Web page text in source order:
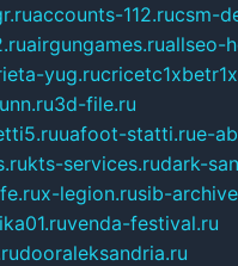
accounts-112.rucsm-
airgungames.ruallseo-
yug.ru
3d-file.ru
uafoot-statti.rue-
kts-services.rudark-
x-legion.rusib-
venda-festival.ru
dooraleksandria.ru